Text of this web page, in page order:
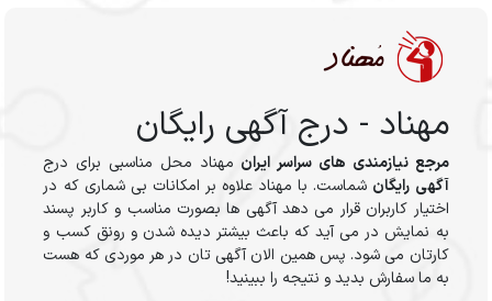
مهناد - درج آگهی رایگان
مرجع نیازمندی های سراسر ایران مهناد محل مناسبی برای درج
آگهی رایگان شماست. با مهناد علاوه بر امکانات بی شماری که در
اختیار کاربران قرار می دهد آگهی ها بصورت مناسب و کاربر پسند
به نمایش در می آید که باعث بیشتر دیده شدن و رونق کسب و
کارتان می شود. پس همین الان آگهی تان در هر موردی که هست
به ما سفارش بدید و نتیجه را ببینید!